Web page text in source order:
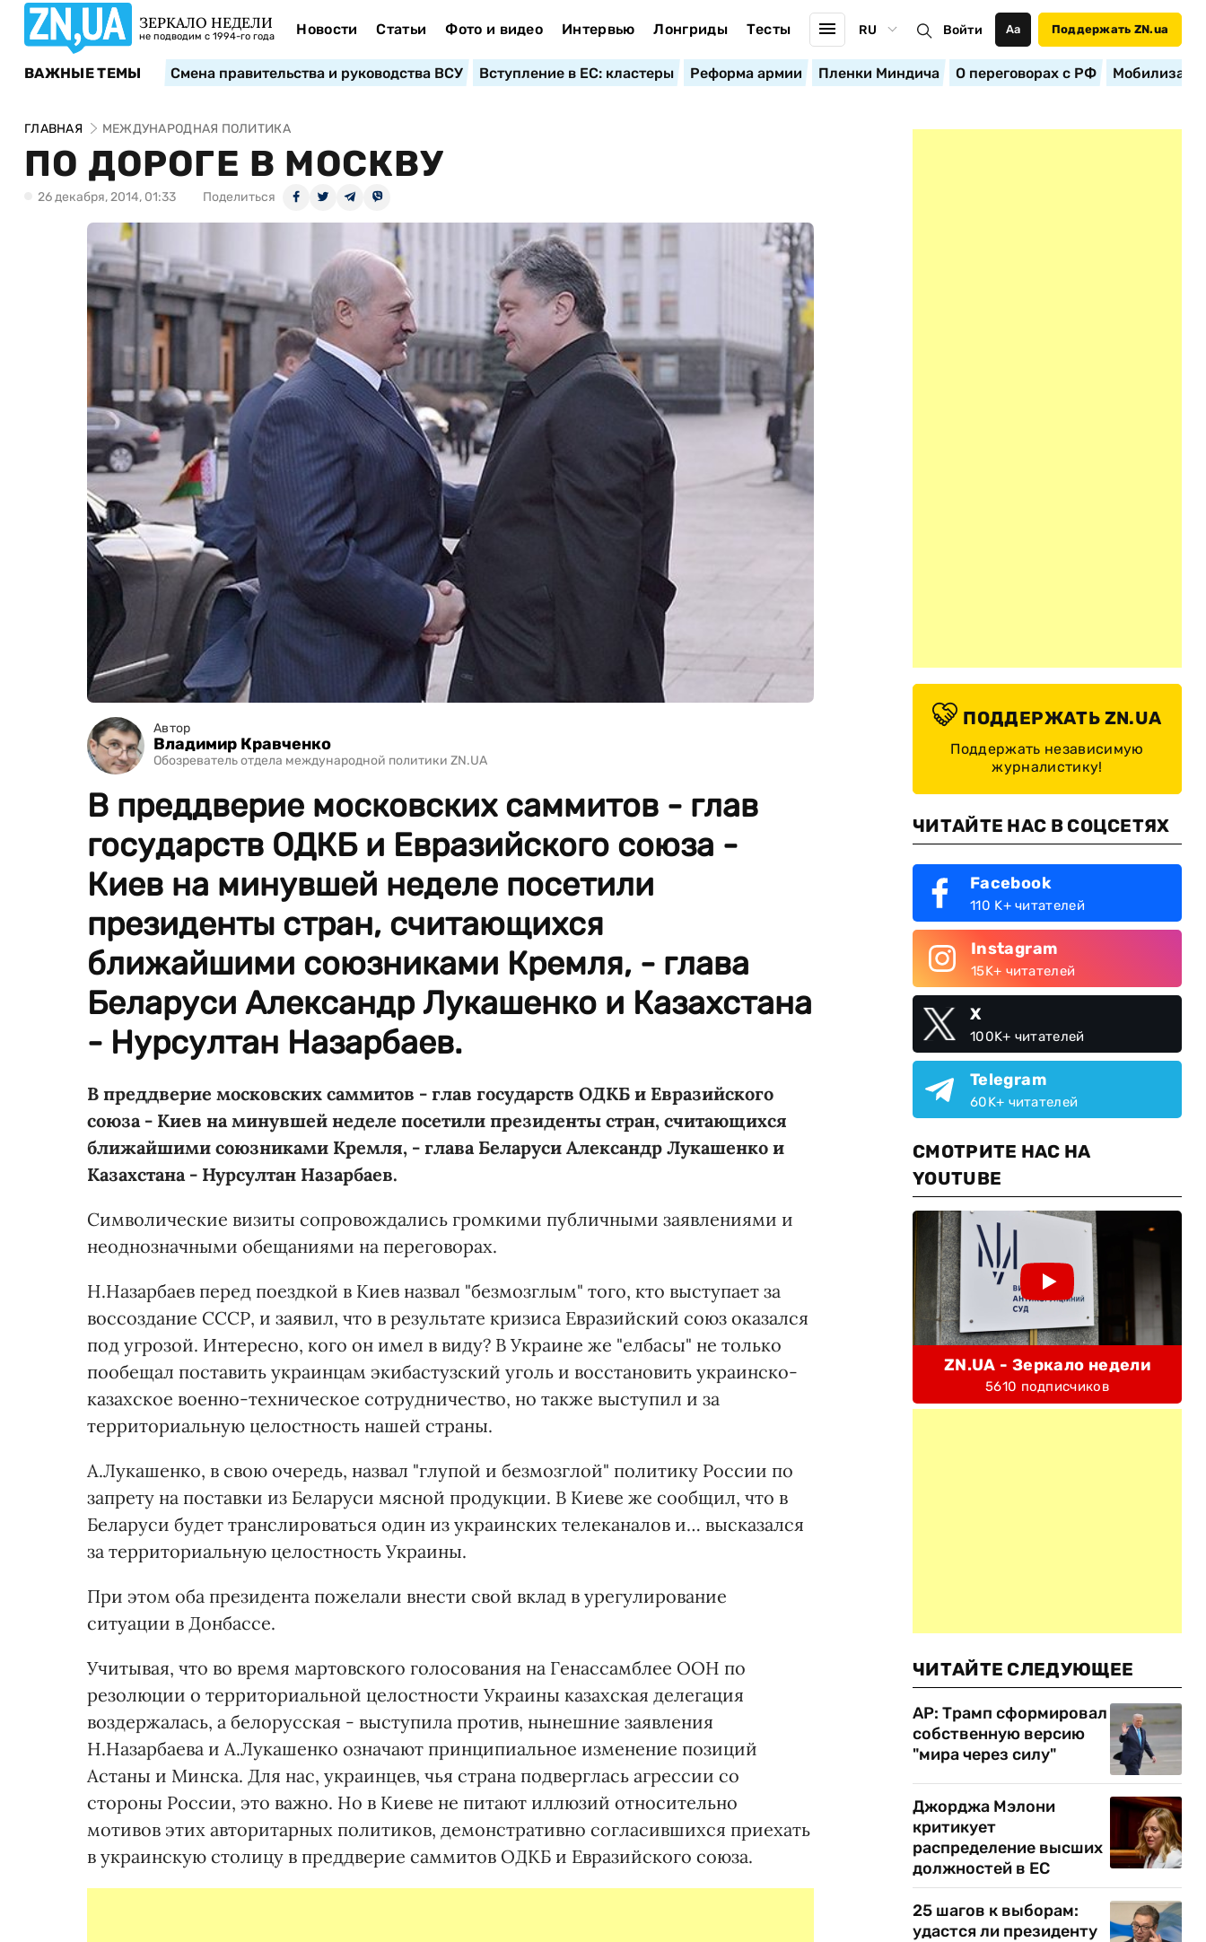
ЗЕРКАЛО НЕДЕЛИ
не подводим с 1994-го года Новости Статьи Фото и видео Интервью Лонгриды Тесты RU Войти Аа Поддержать ZN.ua
ВАЖНЫЕ ТЕМЫ Смена правительства и руководства ВСУ Вступление в ЕС: кластеры Реформа армии Пленки Миндича О переговорах с РФ
ГЛАВНАЯ МЕЖДУНАРОДНАЯ ПОЛИТИКА
ПО ДОРОГЕ В МОСКВУ
26 декабря, 2014, 01:33 Поделиться
Автор
Владимир Кравченко
Обозреватель отдела международной политики ZN.UA
В преддверие московских саммитов - глав
государств ОДКБ и Евразийского союза -
Киев на минувшей неделе посетили
президенты стран, считающихся
ближайшими союзниками Кремля, - глава
Беларуси Александр Лукашенко и Казахстана
- Нурсултан Назарбаев.
В преддверие московских саммитов - глав государств ОДКБ и Евразийского
союза - Киев на минувшей неделе посетили президенты стран, считающихся
ближайшими союзниками Кремля, - глава Беларуси Александр Лукашенко и
Казахстана - Нурсултан Назарбаев.
Символические визиты сопровождались громкими публичными заявлениями и
неоднозначными обещаниями на переговорах.
Н.Назарбаев перед поездкой в Киев назвал "безмозглым" того, кто выступает за
воссоздание СССР, и заявил, что в результате кризиса Евразийский союз оказался
под угрозой. Интересно, кого он имел в виду? В Украине же "елбасы" не только
пообещал поставить украинцам экибастузский уголь и восстановить украинско-
казахское военно-техническое сотрудничество, но также выступил и за
территориальную целостность нашей страны.
А.Лукашенко, в свою очередь, назвал "глупой и безмозглой" политику России по
запрету на поставки из Беларуси мясной продукции. В Киеве же сообщил, что в
Беларуси будет транслироваться один из украинских телеканалов и… высказался
за территориальную целостность Украины.
При этом оба президента пожелали внести свой вклад в урегулирование
ситуации в Донбассе.
Учитывая, что во время мартовского голосования на Генассамблее ООН по
резолюции о территориальной целостности Украины казахская делегация
воздержалась, а белорусская - выступила против, нынешние заявления
Н.Назарбаева и А.Лукашенко означают принципиальное изменение позиций
Астаны и Минска. Для нас, украинцев, чья страна подверглась агрессии со
стороны России, это важно. Но в Киеве не питают иллюзий относительно
мотивов этих авторитарных политиков, демонстративно согласившихся приехать
в украинскую столицу в преддверие саммитов ОДКБ и Евразийского союза.
ПОДДЕРЖАТЬ ZN.UA
Поддержать независимую
журналистику!
ЧИТАЙТЕ НАС В СОЦСЕТЯХ
Facebook
110 K+ читателей
Instagram
15K+ читателей
X
100K+ читателей
Telegram
60K+ читателей
СМОТРИТЕ НАС НА
YOUTUBE
ZN.UA - Зеркало недели
5610 подписчиков
ЧИТАЙТЕ СЛЕДУЮЩЕЕ
AP: Трамп сформировал
собственную версию
"мира через силу"
Джорджа Мэлони
критикует
распределение высших
должностей в ЕС
25 шагов к выборам:
удастся ли президенту